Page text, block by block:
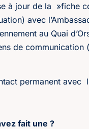
à jour de la »fiche
avec
au Quai
de communication
permanent avec
fait une ?